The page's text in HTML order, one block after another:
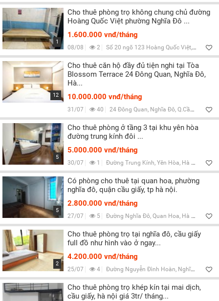
1
Cho thuê phòng trọ không chung chủ đường
Hoàng Quốc Việt phường Nghĩa Đô ...
1.600.000 vnđ/tháng
08/08 2 Số 20 ngõ 123 Hoàng Quốc Việt, Nghĩa Đô, Hà Nội
12
Cho thuê căn hộ đầy đủ tiện nghi tại Tòa
Blossom Terrace 24 Đông Quan, Nghĩa Đô,
Hà...
10.000.000 vnđ/tháng
31/07 40 24 Đông Quan, Nghĩa Đô, Q.Cầu Giấy, Hà Nội
5
Cho thuê phòng ở tầng 3 tại khu yên hòa
đường trung kính đôi ...
5.000.000 vnđ/tháng
30/07 1 Đường Trung Kính, Yên Hòa, Hà Nội
5
Có phòng cho thuê tại quan hoa, phường
nghĩa đô, quận cầu giấy, tp hà nội.
2.800.000 vnđ/tháng
27/07 5 Đường Nghĩa Đô, Quan Hoa, Hà Nội
2
Cho thuê phòng trọ tại nghĩa đô, cầu giấy
full đồ như hình vào ở ngay...
4.200.000 vnđ/tháng
25/07 4 Đường Nguyễn Đình Hoàn, Nghĩa Đô, Hà Nội
Cho thuê phòng trọ khép kín tại mai dịch,
cầu giấy, hà nội giá 3tr/ tháng...